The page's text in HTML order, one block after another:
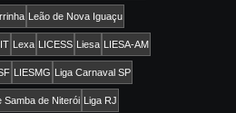
Leão de Nova Iguaçu
Lexa LICESS Liesa LIESA-AM
LIESMG Liga Carnaval SP
Samba de Niterói Liga RJ